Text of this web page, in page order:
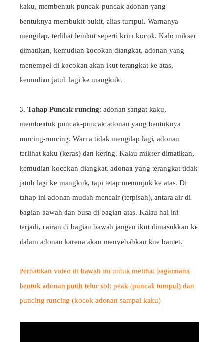
kaku, membentuk puncak-puncak adonan yang
bentuknya membukit-bukit, alias tumpul. Warnanya
mengilap, terlihat lembut seperti krim kocok. Kalo mikser
dimatikan, kemudian kocokan diangkat, adonan yang
menempel di kocokan akan ikut terangkat ke atas,
kemudian jatuh lagi ke mangkuk.
3. Tahap Puncak runcing: adonan sangat kaku,
membentuk puncak-puncak adonan yang bentuknya
runcing-runcing. Warna tidak mengilap lagi, adonan
terlihat kaku (keras) dan kering. Kalau mikser dimatikan,
kemudian kocokan diangkat, adonan yang terangkat tidak
jatuh lagi ke mangkuk, tapi tetap menunjuk ke atas. Di
tahap ini adonan mudah mencair (terpisah), antara air di
bagian bawah dan busa di bagian atas. Kalau hal ini
terjadi, cairan di bagian bawah jangan ikut dimasukkan ke
dalam adonan karena akan menyebabkan kue bantet.
Perhatikan video di bawah ini untuk melihat bagaimana
bentuk adonan putih telur soft peak (puncak tumpul) dan
puncing runcing (kocok adonan sampai kaku)